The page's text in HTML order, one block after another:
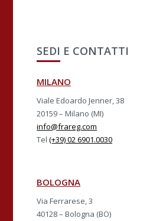
SEDI E CONTATTI
MILANO
Viale Edoardo Jenner, 38
20159 – Milano (MI)
info@frareg.com
Tel (+39) 02 6901.0030
BOLOGNA
Via Ferrarese, 3
40128 – Bologna (BO)